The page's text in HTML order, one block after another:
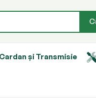
Cardan și Transmisie